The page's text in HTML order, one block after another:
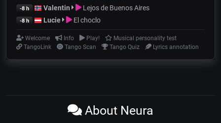
-8 h Valentin Lejos de Buenos Aires
-8 h Lucie El choclo
Welcome Info Play!
Musical personality test
TangoLink
Tango Scan Tango Quiz Lyrics annotation
About Neura